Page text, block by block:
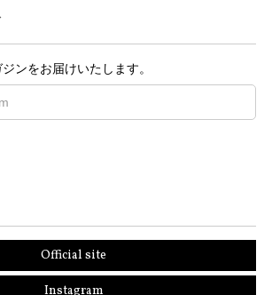
ンをお届けいたします。
Official site
Instagram